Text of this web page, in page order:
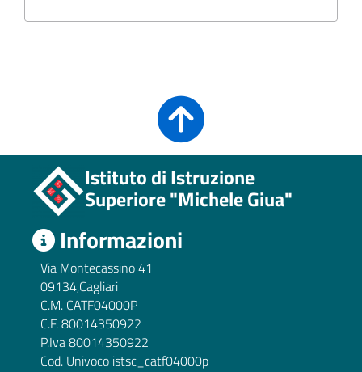
Istituto di Istruzione
Superiore "Michele Giua"
Informazioni
Via Montecassino 41
09134,Cagliari
C.M. CATF04000P
C.F. 80014350922
P.Iva 80014350922
Cod. Univoco istsc_catf04000p